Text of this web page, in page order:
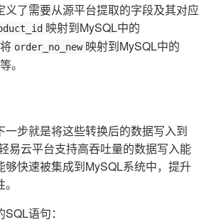
义了需要从源平台提取的字段及其对应
映射到MySQL中的
order_no_new 映射到MySQL中的
。
一步就是将这些转换后的数据写入到
易云平台支持高吞吐量的数据写入能
够快速被集成到MySQL系统中，提升
语句：